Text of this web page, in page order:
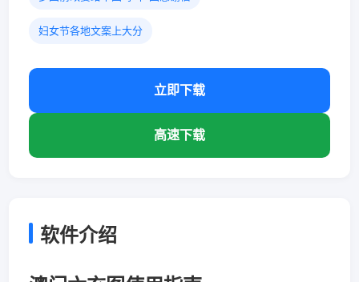
妇女节各地文案上大分
立即下载
高速下载
软件介绍